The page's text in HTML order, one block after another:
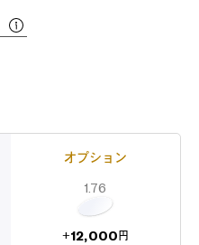
オプション
1.76
+12,000 円